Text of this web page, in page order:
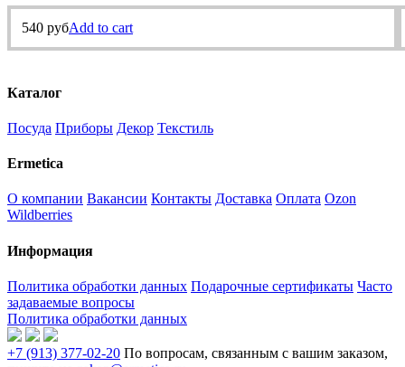
540 рубAdd to cart
Каталог
Посуда Приборы Декор Текстиль
Ermetica
О компании Вакансии Контакты Доставка Оплата Ozon
Wildberries
Информация
Политика обработки данных Подарочные сертификаты Часто
задаваемые вопросы
Политика обработки данных
+7 (913) 377-02-20 По вопросам, связанным с вашим заказом,